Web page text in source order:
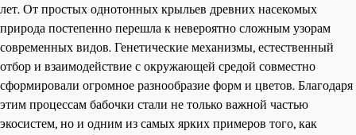
лет. От простых однотонных крыльев древних насекомых
природа постепенно перешла к невероятно сложным узорам
современных видов. Генетические механизмы, естественный
отбор и взаимодействие с окружающей средой совместно
сформировали огромное разнообразие форм и цветов. Благодаря
этим процессам бабочки стали не только важной частью
экосистем, но и одним из самых ярких примеров того, как